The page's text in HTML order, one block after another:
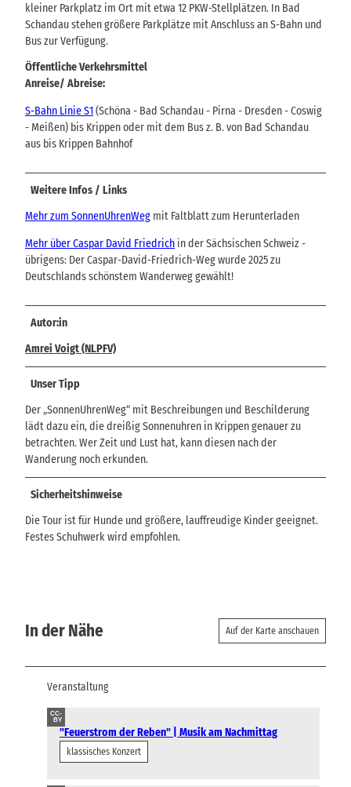
kleiner Parkplatz im Ort mit etwa 12 PKW-Stellplätzen. In Bad
Schandau stehen größere Parkplätze mit Anschluss an S-Bahn und
Bus zur Verfügung.
Öffentliche Verkehrsmittel
Anreise/ Abreise:
S-Bahn Linie S1(Schöna - Bad Schandau - Pirna - Dresden - Coswig
- Meißen) bis Krippen oder mit dem Bus z. B. von Bad Schandau
aus bis Krippen Bahnhof
Weitere Infos / Links
Mehr zum SonnenUhrenWeg mit Faltblatt zum Herunterladen
Mehr über Caspar David Friedrich in der Sächsischen Schweiz -
übrigens: Der Caspar-David-Friedrich-Weg wurde 2025 zu
Deutschlands schönstem Wanderweg gewählt!
Autor:in
Amrei Voigt (NLPFV)
Unser Tipp
Der „SonnenUhrenWeg“ mit Beschreibungen und Beschilderung
lädt dazu ein, die dreißig Sonnenuhren in Krippen genauer zu
betrachten. Wer Zeit und Lust hat, kann diesen nach der
Wanderung noch erkunden.
Sicherheitshinweise
Die Tour ist für Hunde und größere, lauffreudige Kinder geeignet.
Festes Schuhwerk wird empfohlen.
In der Nähe Auf der Karte anschauen
Veranstaltung
CC-
BY
"Feuerstrom der Reben" | Musik am Nachmittag
klassisches Konzert